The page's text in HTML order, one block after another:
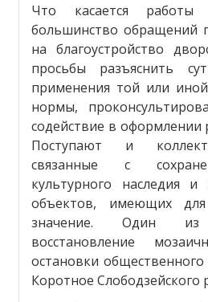
Что касается работы
большинство обращений
на благоустройство
просьбы разъяснить
применения той или
нормы,
содействие в оформлении
Поступают и
связанные с
культурного наследия и
объектов, имеющих
значение. Один
восстановление
остановки
Коротное Слободзейского